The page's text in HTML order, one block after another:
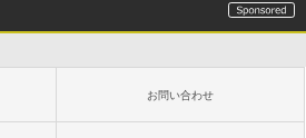
お問い合わせ